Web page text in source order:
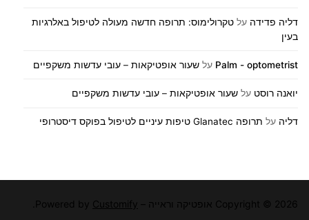
דליה פדידה על טקרולימוס: תרופה חדשה מעולה לטיפול באלרגיות
בעין
Palm - optometrist על שעור אופטיקאות – עובי עדשות משקפיים
יואנה רוסט על שעור אופטיקאות – עובי עדשות משקפיים
דליה על תרופה Glanatec טיפות עיניים לטיפול בפוקס דיסטרופי
Copyright © 2026 אופטיקה וראייה – Powered by Customify